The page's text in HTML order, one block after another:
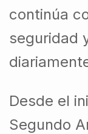
continúa
seguridad
Desde el
Segundo